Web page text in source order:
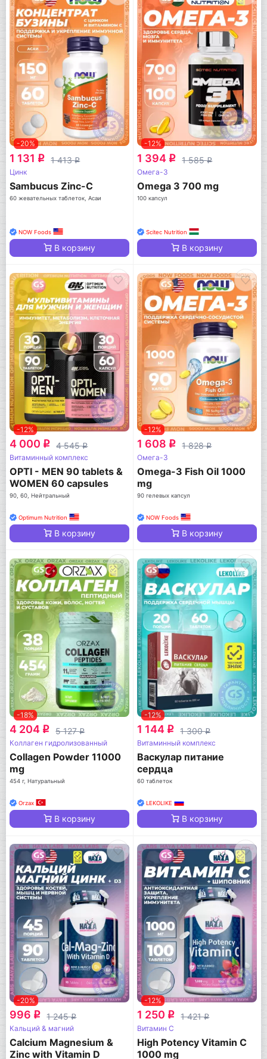
-20%
1 131 q 1 413q
Цинк
Sambucus Zinc-C
60 жевательных таблеток, Асаи
NOW Foods
В корзину
-12%
1 394 q 1 585q
Омега-3
Omega 3 700 mg
100 капсул
Scitec Nutrition
В корзину
-12%
4 000 q 4 545q
Витаминный комплекс
OPTI - MEN 90 tablets &
WOMEN 60 capsules
90, 60, Нейтральный
Optimum Nutrition
В корзину
-12%
1 608 q 1 828q
Омега-3
Omega-3 Fish Oil 1000
mg
90 гелевых капсул
NOW Foods
В корзину
-18%
4 204 q 5 127q
Коллаген гидролизованный
Collagen Powder 11000
mg
454 г, Натуральный
Orzax
В корзину
-12%
1 144 q 1 300q
Витаминный комплекс
Васкулар питание
сердца
60 таблеток
LEKOLIKE
В корзину
-20%
996 q 1 245q
Кальций & магний
Calcium Magnesium &
Zinc with Vitamin D
-12%
1 250 q 1 421q
Витамин C
High Potency Vitamin C
1000 mg